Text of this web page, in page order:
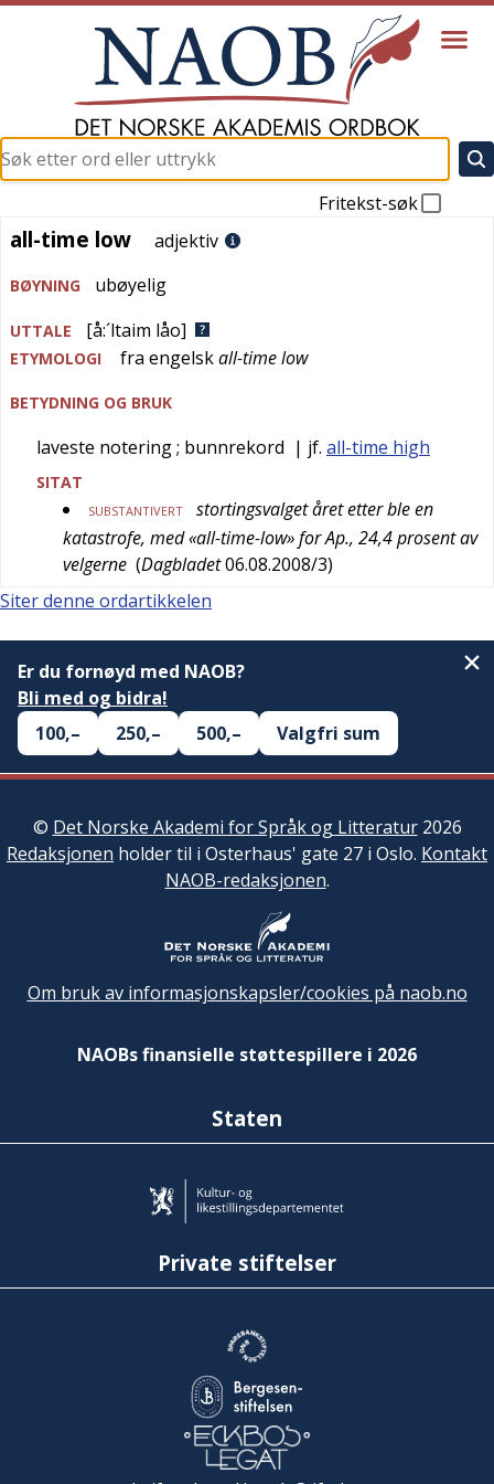
Fritekst-søk
all-time low
all-time low adjektiv
BØYNING ubøyelig
UTTALE [å:´ltaim låo]
ETYMOLOGI fra engelskall-time low
BETYDNING OG BRUK
laveste notering; bunnrekord | jf. all-time high
SITAT
SUBSTANTIVERT
stortingsvalget året etter ble en
katastrofe, med «all-time-low» for Ap., 24,4 prosent av
velgerne (Dagbladet06.08.2008/3)
Siter denne ordartikkelen
Er du fornøyd med NAOB?
Bli med og bidra!
100,–
250,– 500,– Valgfri sum
© Det Norske Akademi for Språk og Litteratur2026
Redaksjonen holder til i Osterhaus' gate 27 i Oslo. Kontakt
NAOB-redaksjonen.
Om bruk av informasjonskapsler/cookies på naob.no
NAOBs finansielle støttespillere i 2026
Staten
Private stiftelser